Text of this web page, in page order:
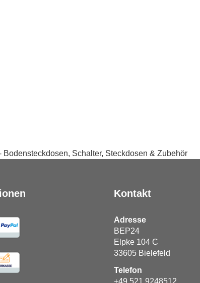
Schalter, Steckdosen & Zubehör
Kontakt
Adresse
BEP24
Elpke 104 C
33605 Bielefeld
Telefon
+49 521 9248512